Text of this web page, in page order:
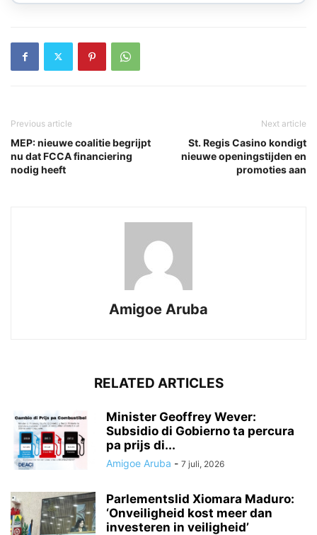
Previous article
MEP: nieuwe coalitie begrijpt
nu dat FCCA financiering
nodig heeft
Next article
St. Regis Casino kondigt
nieuwe openingstijden en
promoties aan
Amigoe Aruba
RELATED ARTICLES
Minister Geoffrey Wever:
Subsidio di Gobierno ta percura
pa prijs di...
Amigoe Aruba - 7 juli, 2026
Parlementslid Xiomara Maduro:
‘Onveiligheid kost meer dan
investeren in veiligheid’